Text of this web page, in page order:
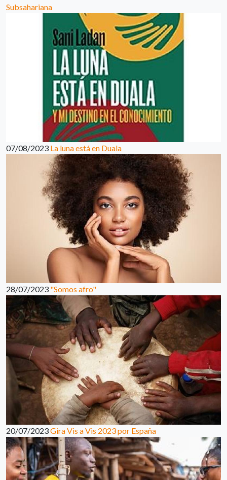
Subsahariana
07/08/2023 La luna está en Duala
28/07/2023 "Somos afro"
20/07/2023Gira Vis a Vis 2023 por España